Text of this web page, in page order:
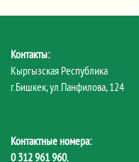
Контакты:
Кыргызская Республика
г.Бишкек, ул.Панфилова, 124
Контактные номера:
0 312 961 960,